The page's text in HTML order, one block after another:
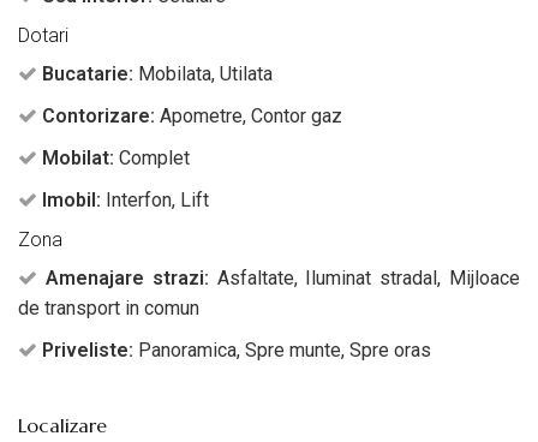
Dotari
Bucatarie: Mobilata, Utilata
Contorizare: Apometre, Contor gaz
Mobilat: Complet
Imobil: Interfon, Lift
Zona
Amenajare strazi: Asfaltate, Iluminat stradal, Mijloace
de transport in comun
Priveliste: Panoramica, Spre munte, Spre oras
Localizare